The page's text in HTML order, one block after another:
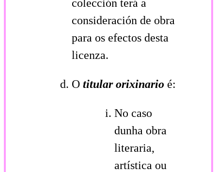
colección terá a
consideración de obra
para os efectos desta
licenza.
O titular orixinario é:
No caso
dunha obra
literaria,
artística ou